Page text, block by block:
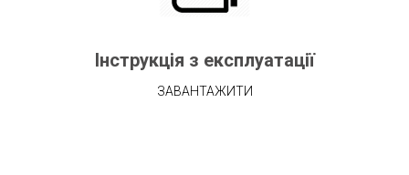
Інструкція з експлуатації
ЗАВАНТАЖИТИ